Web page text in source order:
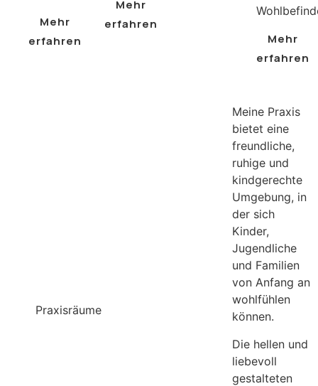
Mehr
erfahren
Mehr
erfahren
Mehr
erfahren
Praxisräume
Meine Praxis
bietet eine
freundliche,
ruhige und
kindgerechte
Umgebung, in
der sich
Kinder,
Jugendliche
und Familien
von Anfang an
wohlfühlen
können.
Die hellen und
liebevoll
gestalteten